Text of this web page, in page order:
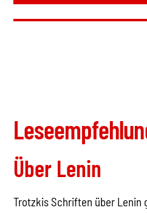
Über Lenin
Trotzkis Schriften über Lenin